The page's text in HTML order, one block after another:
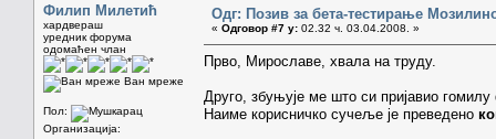
Филип Милетић
хардвераш
уредник форума
одомаћен члан
Ван мреже
Пол:
Организација:
Одг: Позив за бета-тестирање
« Одговор #7 у: 02.32 ч. 03.04.2008. »
Прво, Мирославе, хвала на труду.
Друго, збуњује ме што си пријавио
Наиме корисничко сучеље је преведено